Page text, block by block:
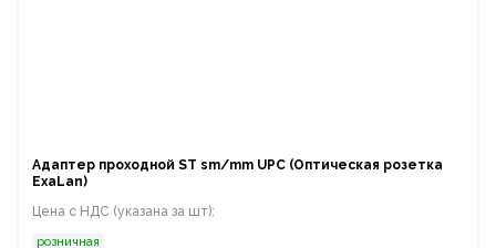
Адаптер проходной ST sm/mm UPC (Оптическая розетка
ExaLan)
Цена с НДС (указана за шт):
розничная